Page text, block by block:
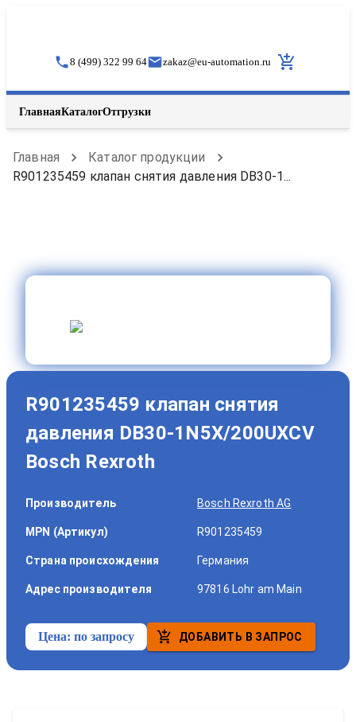
8 (499) 322 99 64 zakaz@eu-automation.ru
ГлавнаяКаталогОтгрузки
Главная
Каталог продукции
R901235459 клапан снятия давления DB30-1...
R901235459 клапан снятия
давления DB30-1N5X/200UXCV
Bosch Rexroth
Производитель Bosch Rexroth AG
MPN (Артикул) R901235459
Страна происхождения Германия
Адрес производителя 97816 Lohr am Main
Цена: по запросу ДОБАВИТЬ В ЗАПРОС